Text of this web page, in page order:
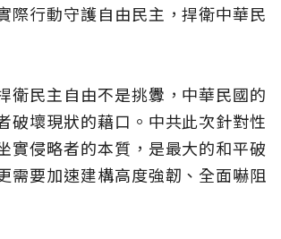
際行動守護自由民主，捍衛中華民
衛民主自由不是挑釁，中華民國的
破壞現狀的藉口。中共此次針對性
實侵略者的本質，是最大的和平破
需要加速建構高度強韌、全面嚇阻